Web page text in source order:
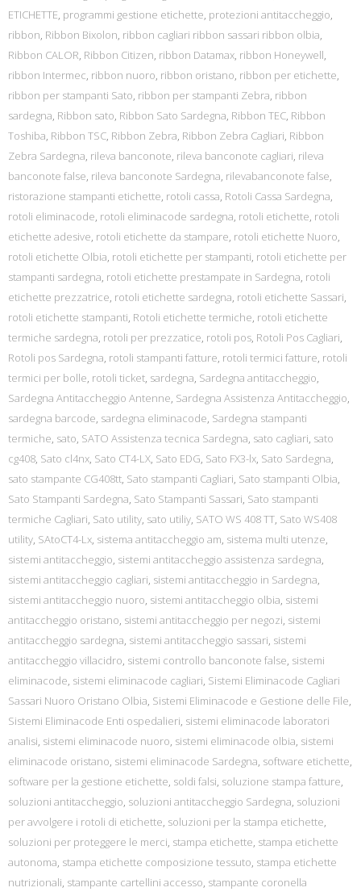
ETICHETTE, programmi gestione etichette, protezioni antitaccheggio,
ribbon, Ribbon Bixolon, ribbon cagliari ribbon sassari ribbon olbia,
Ribbon CALOR, Ribbon Citizen, ribbon Datamax, ribbon Honeywell,
ribbon Intermec, ribbon nuoro, ribbon oristano, ribbon per etichette,
ribbon per stampanti Sato, ribbon per stampanti Zebra, ribbon
sardegna, Ribbon sato, Ribbon Sato Sardegna, Ribbon TEC, Ribbon
Toshiba, Ribbon TSC, Ribbon Zebra, Ribbon Zebra Cagliari, Ribbon
Zebra Sardegna, rileva banconote, rileva banconote cagliari, rileva
banconote false, rileva banconote Sardegna, rilevabanconote false,
ristorazione stampanti etichette, rotoli cassa, Rotoli Cassa Sardegna,
rotoli eliminacode, rotoli eliminacode sardegna, rotoli etichette, rotoli
etichette adesive, rotoli etichette da stampare, rotoli etichette Nuoro,
rotoli etichette Olbia, rotoli etichette per stampanti, rotoli etichette per
stampanti sardegna, rotoli etichette prestampate in Sardegna, rotoli
etichette prezzatrice, rotoli etichette sardegna, rotoli etichette Sassari,
rotoli etichette stampanti, Rotoli etichette termiche, rotoli etichette
termiche sardegna, rotoli per prezzatice, rotoli pos, Rotoli Pos Cagliari,
Rotoli pos Sardegna, rotoli stampanti fatture, rotoli termici fatture, rotoli
termici per bolle, rotoli ticket, sardegna, Sardegna antitaccheggio,
Sardegna Antitaccheggio Antenne, Sardegna Assistenza Antitaccheggio,
sardegna barcode, sardegna eliminacode, Sardegna stampanti
termiche, sato, SATO Assistenza tecnica Sardegna, sato cagliari, sato
cg408, Sato cl4nx, Sato CT4-LX, Sato EDG, Sato FX3-lx, Sato Sardegna,
sato stampante CG408tt, Sato stampanti Cagliari, Sato stampanti Olbia,
Sato Stampanti Sardegna, Sato Stampanti Sassari, Sato stampanti
termiche Cagliari, Sato utility, sato utiliy, SATO WS 408 TT, Sato WS408
utility, SAtoCT4-Lx, sistema antitaccheggio am, sistema multi utenze,
sistemi antitaccheggio, sistemi antitaccheggio assistenza sardegna,
sistemi antitaccheggio cagliari, sistemi antitaccheggio in Sardegna,
sistemi antitaccheggio nuoro, sistemi antitaccheggio olbia, sistemi
antitaccheggio oristano, sistemi antitaccheggio per negozi, sistemi
antitaccheggio sardegna, sistemi antitaccheggio sassari, sistemi
antitaccheggio villacidro, sistemi controllo banconote false, sistemi
eliminacode, sistemi eliminacode cagliari, Sistemi Eliminacode Cagliari
Sassari Nuoro Oristano Olbia, Sistemi Eliminacode e Gestione delle File,
Sistemi Eliminacode Enti ospedalieri, sistemi eliminacode laboratori
analisi, sistemi eliminacode nuoro, sistemi eliminacode olbia, sistemi
eliminacode oristano, sistemi eliminacode Sardegna, software etichette,
software per la gestione etichette, soldi falsi, soluzione stampa fatture,
soluzioni antitaccheggio, soluzioni antitaccheggio Sardegna, soluzioni
per avvolgere i rotoli di etichette, soluzioni per la stampa etichette,
soluzioni per proteggere le merci, stampa etichette, stampa etichette
autonoma, stampa etichette composizione tessuto, stampa etichette
nutrizionali, stampante cartellini accesso, stampante coronella